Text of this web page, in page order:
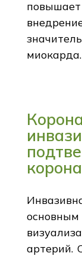
миокарда.
артерий.